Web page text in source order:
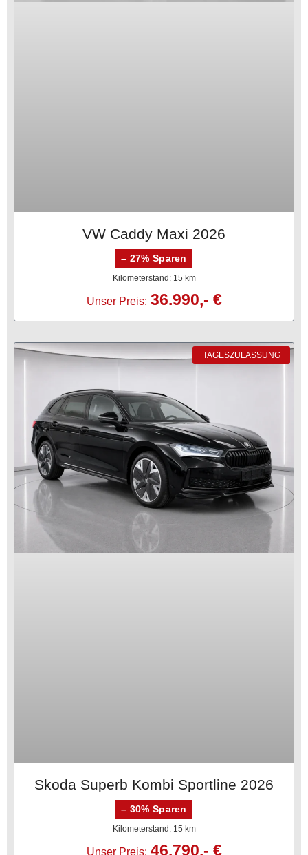
VW Caddy Maxi 2026
– 27% Sparen
Kilometerstand: 15 km
Unser Preis: 36.990,- €
TAGESZULASSUNG
Skoda Superb Kombi Sportline 2026
– 30% Sparen
Kilometerstand: 15 km
Unser Preis: 46.790,- €